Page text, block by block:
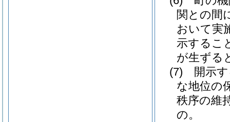
関との間
おいて実
示するこ
が生ずる
(7)
開示
な地位の
秩序の維
の。